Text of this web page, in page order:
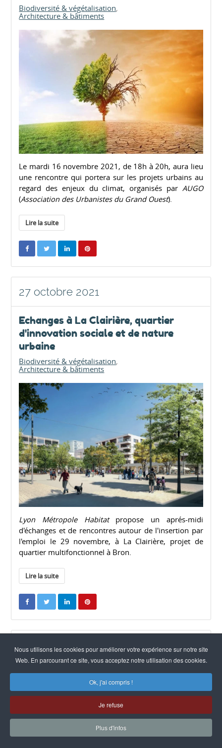
Biodiversité & végétalisation
Architecture & bâtiments
Le mardi 16 novembre 2021, de 18h à 20h, aura lieu
une rencontre qui portera sur les projets urbains au
regard des enjeux du climat, organisés par AUGO
(Association des Urbanistes du Grand Ouest).
Lire la suite
27 octobre 2021
Echanges à La Clairière, quartier
d'innovation sociale et de nature
urbaine
Biodiversité & végétalisation
Architecture & bâtiments
Lyon Métropole Habitatpropose un aprés-midi
d'échanges et de rencontres autour de l'insertion par
l'emploi le 29 novembre, à La Clairière, projet de
quartier multifonctionnel à Bron.
Lire la suite
24 octobre 2021
Les Rencontres de l'Aquaponie 2021
High-tech & innovation
Nous utilisons les cookies pour améliorer votre expérience sur notre site
Web. En parcourant ce site, vous acceptez notre utilisation des cookies.
Ok, j'ai compris !
Je refuse
Plus d'infos